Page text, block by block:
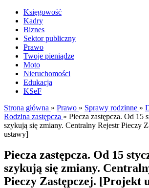
Księgowość
Kadry
Biznes
Sektor publiczny
Prawo
Twoje pieniądze
Moto
Nieruchomości
Edukacja
KSeF
Strona główna » Prawo » Sprawy rodzinne »
Rodzina zastępcza » Piecza zastępcza. Od 15
szykują się zmiany. Centralny Rejestr Pieczy
ustawy]
Piecza zastępcza. Od 15
szykują się zmiany.
Pieczy Zastępczej. [Projekt